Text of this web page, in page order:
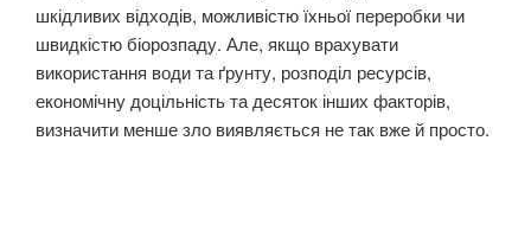
шкідливих відходів, можливістю їхньої переробки чи
швидкістю біорозпаду. Але, якщо врахувати
використання води та ґрунту, розподіл ресурсів,
економічну доцільність та десяток інших факторів,
визначити менше зло виявляється не так вже й просто.